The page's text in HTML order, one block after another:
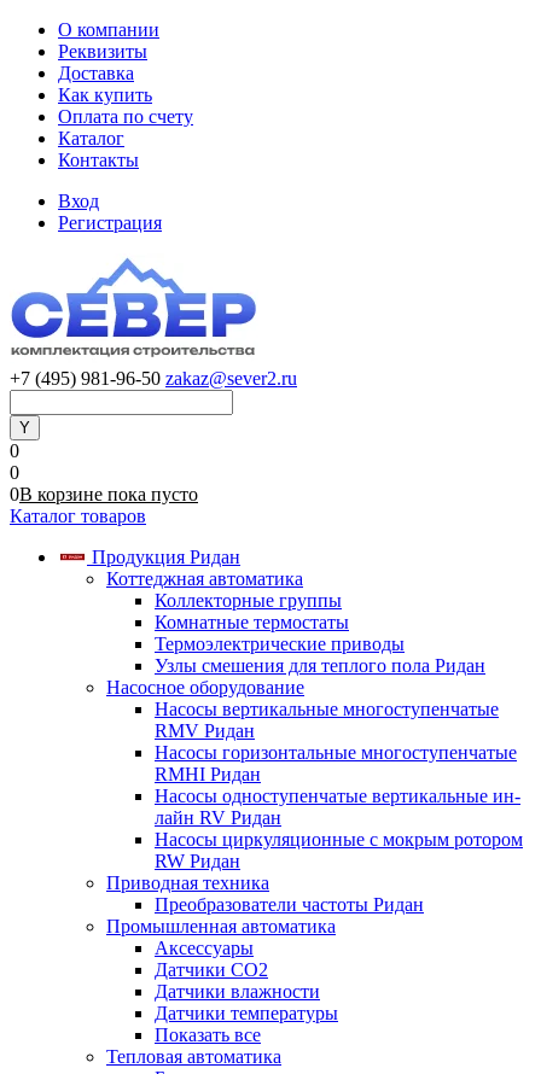
О компании
Реквизиты
Доставка
Как купить
Оплата по счету
Каталог
Контакты
Вход
Регистрация
+7 (495) 981-96-50 zakaz@sever2.ru
0
0
0В корзине пока пусто
Каталог товаров
Продукция Ридан
Коттеджная автоматика
Коллекторные группы
Комнатные термостаты
Термоэлектрические приводы
Узлы смешения для теплого пола Ридан
Насосное оборудование
Насосы вертикальные многоступенчатые
RMV Ридан
Насосы горизонтальные многоступенчатые
RMHI Ридан
Насосы одноступенчатые вертикальные ин-
лайн RV Ридан
Насосы циркуляционные с мокрым ротором
RW Ридан
Приводная техника
Преобразователи частоты Ридан
Промышленная автоматика
Аксессуары
Датчики CO2
Датчики влажности
Датчики температуры
Показать все
Тепловая автоматика